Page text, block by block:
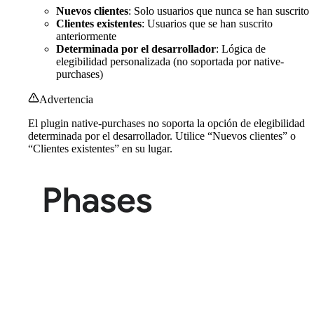
Nuevos clientes: Solo usuarios que nunca se han suscrito
Clientes existentes: Usuarios que se han suscrito
anteriormente
Determinada por el desarrollador: Lógica de
elegibilidad personalizada (no soportada por native-
purchases)
Advertencia
El plugin native-purchases no soporta la opción de elegibilidad
determinada por el desarrollador. Utilice “Nuevos clientes” o
“Clientes existentes” en su lugar.